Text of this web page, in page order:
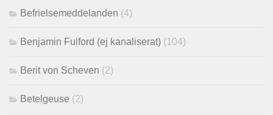
Befrielsemeddelanden (4)
Benjamin Fulford (ej kanaliserat) (104)
Berit von Scheven (2)
Betelgeuse (2)